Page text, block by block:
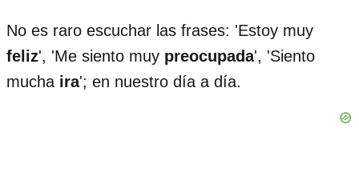
No es raro escuchar las frases: 'Estoy muy
feliz', 'Me siento muy preocupada', 'Siento
mucha ira'; en nuestro día a día.